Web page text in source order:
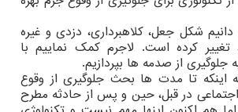
شکل جعل، کلاهبرداری، دزدی و غیره
کرده است. لاجرم کمک نماییم با
جلوگیری از صدمه ها بپردازیم.
اینکه تا مدت ها بحث جلوگیری از وقوع
در قبل، حین و پس از حادثه مطرح